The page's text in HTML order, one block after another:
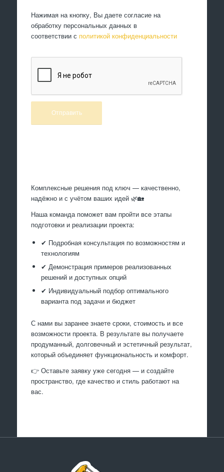
Нажимая на кнопку, Вы даете согласие на
обработку персональных данных в
соответствии с политикой конфиденциальности
Комплексные решения под ключ — качественно,
надёжно и с учётом ваших идей 🌿🏡
Наша команда поможет вам пройти все этапы
подготовки и реализации проекта:
✔ Подробная консультация по возможностям и
технологиям
✔ Демонстрация примеров реализованных
решений и доступных опций
✔ Индивидуальный подбор оптимального
варианта под задачи и бюджет
С нами вы заранее знаете сроки, стоимость и все
возможности проекта. В результате вы получаете
продуманный, долговечный и эстетичный результат,
который объединяет функциональность и комфорт.
👉 Оставьте заявку уже сегодня — и создайте
пространство, где качество и стиль работают на
вас.